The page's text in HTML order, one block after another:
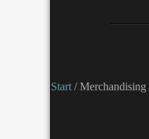
Start / Merchandising